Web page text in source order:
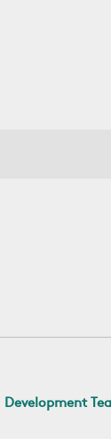
Development